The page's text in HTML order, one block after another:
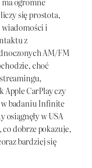
liczy się prostota,
i
z
AM/FM
choć
Apple CarPlay czy
badaniu Infinite
osiągnęły w USA
dobrze pokazuje,
bardziej się